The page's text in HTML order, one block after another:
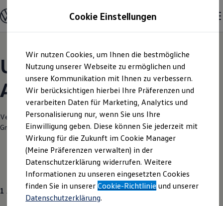
Hauptinhalt
springen
Footer
springen
Modelle und Konfigurator
Konfigurator
Modelle vergleichen
Elektroautos
ENERGY Sondermodelle
Nutzfahrzeuge
SUV und CUV
Familienautos
Kombis
Kompaktwagen
Sportwagen
Schnell verfügbare Fahrzeuge
Angebote und Produkte
Aktuelle Angebote
E-Auto-Förderung
Volkswagen Marktplatz
Die ENERGY Sondermodelle
Junge Gebrauchtwagen und Gebrauchtwagen
Volkswagen Zertifizierte Gebrauchtwagen
Elektromobilität bei Gebrauchtwagen
Unsere aktuellen
Angebote und mehr
Verantwortlich für die Inhalte auf dieser Seite ist die Autohaus Dürkop
GmbH
Impressum & Rechtliches)
1 Angebot
Cookie Einstellungen
Wir nutzen Cookies, um Ihnen die bestmögliche
Nutzung unserer Webseite zu ermöglichen und
unsere Kommunikation mit Ihnen zu verbessern.
Wir berücksichtigen hierbei Ihre Präferenzen und
verarbeiten Daten für Marketing, Analytics und
Personalisierung nur, wenn Sie uns Ihre
Einwilligung geben. Diese können Sie jederzeit mit
Wirkung für die Zukunft im Cookie Manager
(Meine Präferenzen verwalten) in der
Datenschutzerklärung widerrufen. Weitere
Informationen zu unseren eingesetzten Cookies
finden Sie in unsererCookie-Richtlinie und unserer
Datenschutzerklärung.